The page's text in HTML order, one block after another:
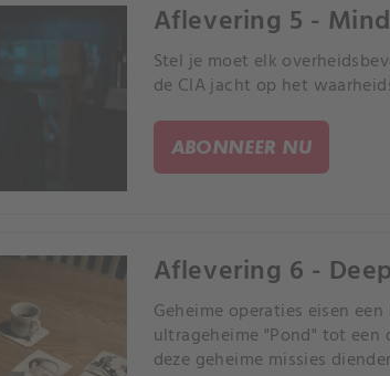
Aflevering 5 -
Stel je moet elk
de CIA jacht op het
ABONNEER NU
Aflevering 6 -
Geheime operaties eisen
ultrageheime "Pond" tot
deze geheime missies